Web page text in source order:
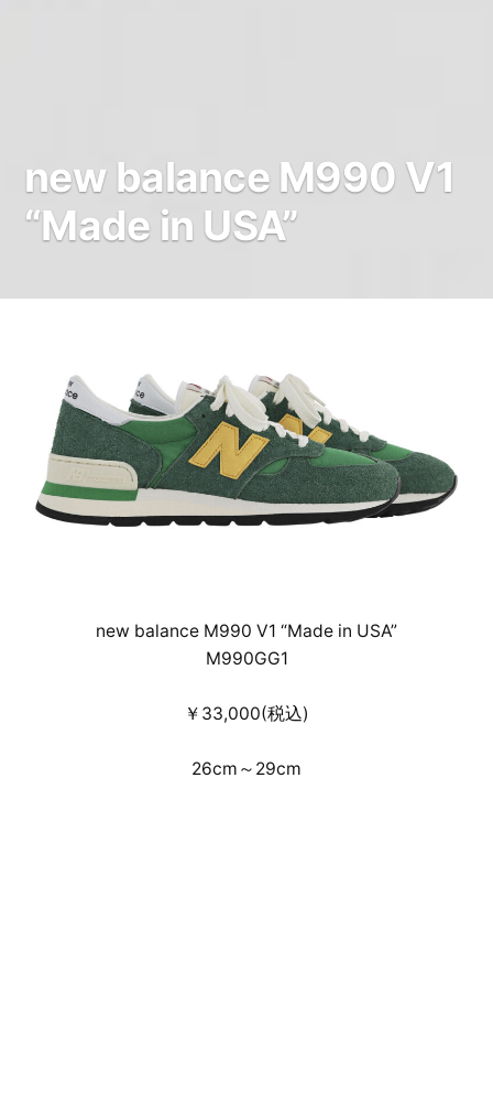
new balance M990 V1
“Made in USA”
new balance M990 V1 “Made in USA”
M990GG1
￥33,000(税込)
26cm～29cm